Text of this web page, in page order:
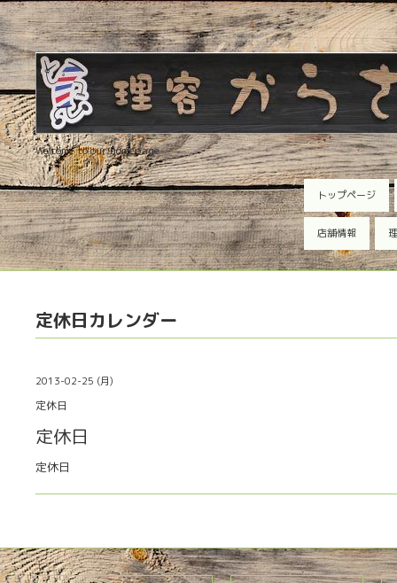
Welcome to our homepage
トップページ
店舗情報
定休日カレンダー
2013-02-25 (月)
定休日
定休日
定休日